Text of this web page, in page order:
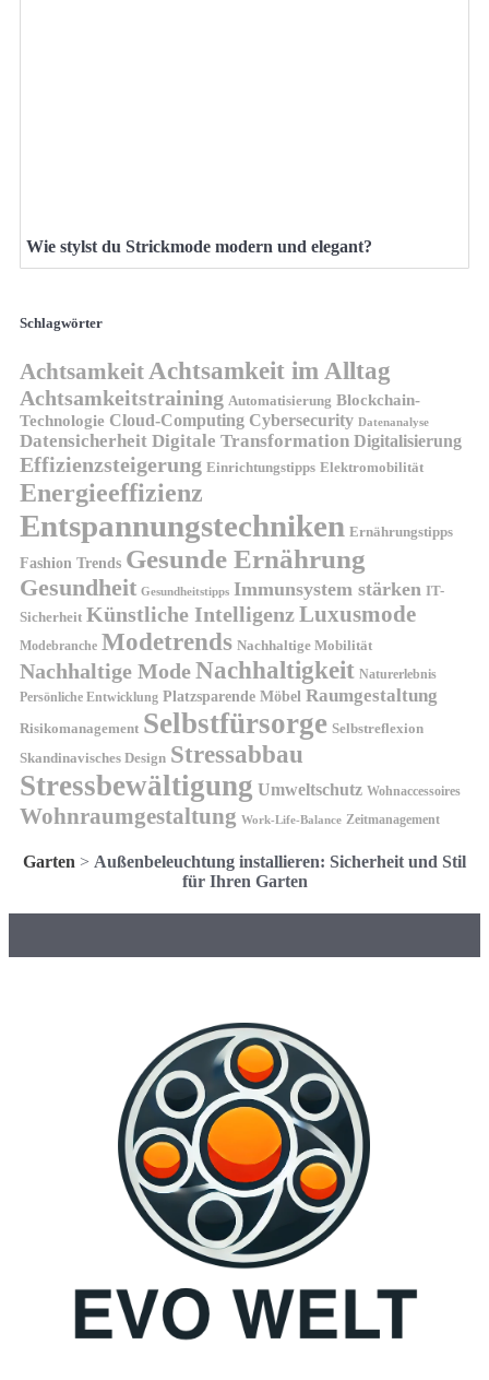
Wie stylst du Strickmode modern und elegant?
Schlagwörter
AchtsamkeitAchtsamkeit im Alltag
Achtsamkeitstraining Automatisierung Blockchain-
Technologie Cloud-Computing Cybersecurity Datenanalyse
Datensicherheit Digitale Transformation Digitalisierung
Effizienzsteigerung Einrichtungstipps Elektromobilität
Energieeffizienz
Entspannungstechniken Ernährungstipps
Fashion Trends Gesunde Ernährung
Gesundheit Gesundheitstipps Immunsystem stärken IT-
Sicherheit Künstliche IntelligenzLuxusmode
Modebranche Modetrends Nachhaltige Mobilität
Nachhaltige ModeNachhaltigkeit Naturerlebnis
Persönliche Entwicklung Platzsparende Möbel Raumgestaltung
Risikomanagement Selbstfürsorge Selbstreflexion
Skandinavisches Design Stressabbau
Stressbewältigung Umweltschutz Wohnaccessoires
Wohnraumgestaltung Work-Life-Balance Zeitmanagement
Garten > Außenbeleuchtung installieren: Sicherheit und Stil
für Ihren Garten